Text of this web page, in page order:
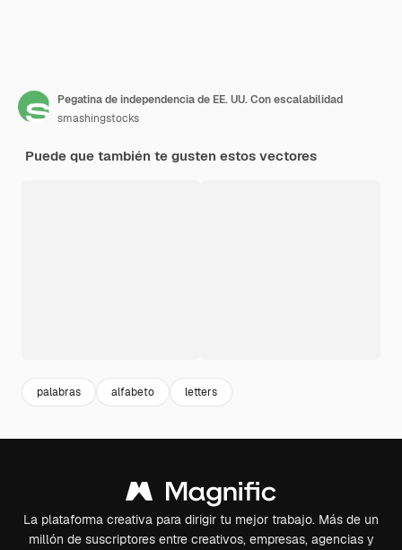
Pegatina de independencia de EE. UU. Con escalabilidad
smashingstocks
Puede que también te gusten estos vectores
palabras alfabeto letters
La plataforma creativa para dirigir tu mejor trabajo. Más de un
millón de suscriptores entre creativos, empresas, agencias y